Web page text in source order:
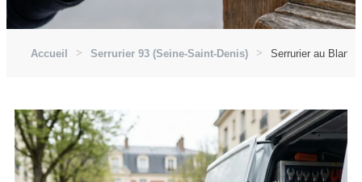
Accueil Serrurier 93 (Seine-Saint-Denis) Serrurier au Blanc-